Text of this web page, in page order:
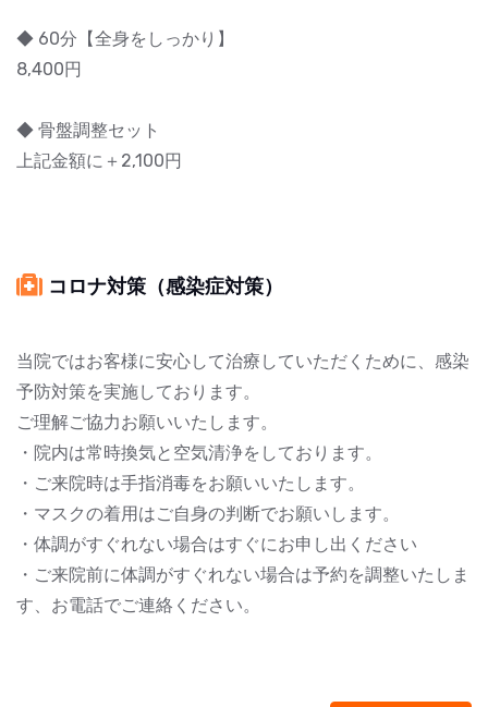
◆ 60分【全身をしっかり】
8,400円
◆ 骨盤調整セット
上記金額に＋2,100円
コロナ対策（感染症対策）
当院ではお客様に安心して治療していただくために、感染
予防対策を実施しております。
ご理解ご協力お願いいたします。
・院内は常時換気と空気清浄をしております。
・ご来院時は手指消毒をお願いいたします。
・マスクの着用はご自身の判断でお願いします。
・体調がすぐれない場合はすぐにお申し出ください
・ご来院前に体調がすぐれない場合は予約を調整いたしま
す、お電話でご連絡ください。